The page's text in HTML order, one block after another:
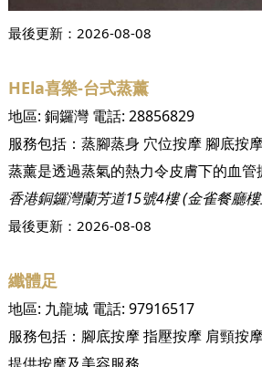
最後更新： 2026-08-08
HEla喜樂-台式蒸薰
地區: 銅鑼灣電話: 28856829
服務包括： 蒸腳蒸身 穴位按摩 腳底按
香港銅鑼灣蘭芳道15號4樓 (金雀餐廳
最後更新： 2026-08-08
纖體足
地區: 九龍城電話: 97916517
服務包括： 腳底按摩指壓按摩 肩頸按